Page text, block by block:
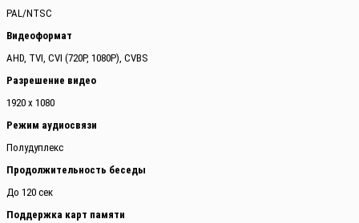
PAL/NTSC
Видеоформат
AHD, TVI, CVI (720P, 1080P), CVBS
Разрешение видео
1920 x 1080
Режим аудиосвязи
Полудуплекс
Продолжительность беседы
До 120 сек
Поддержка карт памяти